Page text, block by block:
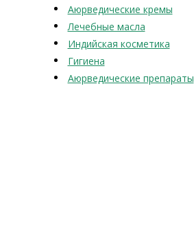
Аюрведические кремы
Лечебные масла
Индийская косметика
Гигиена
Аюрведические препараты